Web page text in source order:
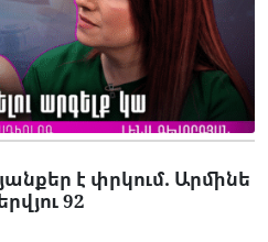
է փրկում. Արմինե
92